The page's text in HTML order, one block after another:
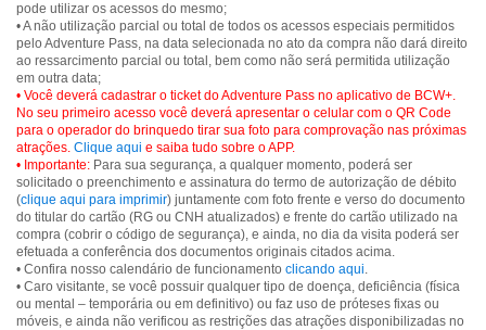
pode utilizar os acessos do mesmo;
• A não utilização parcial ou total de todos os acessos especiais permitidos
pelo Adventure Pass, na data selecionada no ato da compra não dará direito
ao ressarcimento parcial ou total, bem como não será permitida utilização
• Você deverá cadastrar o ticket do Adventure Pass no aplicativo de BCW+.
No seu primeiro acesso você deverá apresentar o celular com o QR Code
para o operador do brinquedo tirar sua foto para comprovação nas próximas
atrações. Clique aqui e saiba tudo sobre o APP.
• Importante: Para sua segurança, a qualquer momento, poderá ser
solicitado o preenchimento e assinatura do termo de autorização de débito
(clique aqui para imprimir) juntamente com foto frente e verso do documento
do titular do cartão (RG ou CNH atualizados) e frente do cartão utilizado na
compra (cobrir o código de segurança), e ainda, no dia da visita poderá ser
efetuada a conferência dos documentos originais citados acima.
• Confira nosso calendário de funcionamento clicando aqui.
• Caro visitante, se você possuir qualquer tipo de doença, deficiência (física
ou mental – temporária ou em definitivo) ou faz uso de próteses fixas ou
móveis, e ainda não verificou as restrições das atrações disponibilizadas no